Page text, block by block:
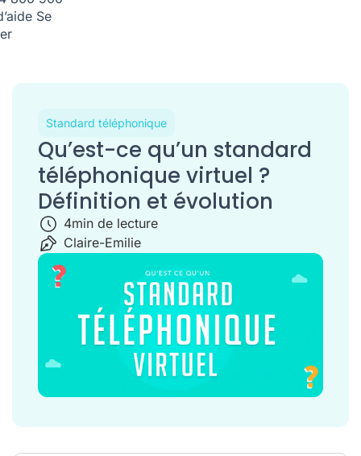
Se
Standard téléphonique
Qu’est-ce qu’un standard
téléphonique virtuel ?
Définition et évolution
4min de lecture
Claire-Emilie